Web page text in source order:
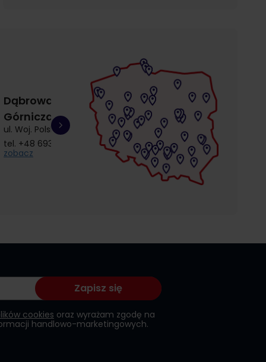
Dąbrowa
Górnicza
ul. Woj. Polskiego 3
tel. +48 693 692 414
zobacz
Gdańsk
Łostowice
ul. Łostowicka 4
tel. +48 504 968 360
zobacz
Gdańsk
Przymorze
ul. Kołobrzeska 30
tel. +48 510 857
zobacz
cookies oraz wyrażam zgodę na
handlowo-marketingowych.
Zapisz się